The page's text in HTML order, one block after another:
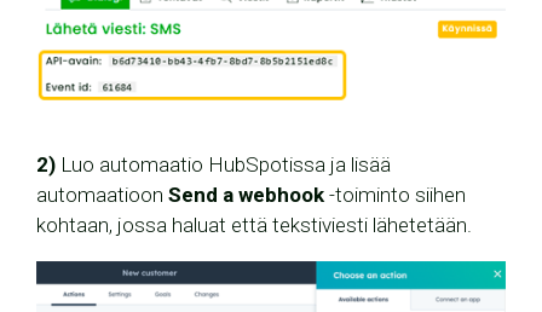
2) Luo automaatio HubSpotissa ja lisää
automaatioon Send a webhook -toiminto siihen
kohtaan, jossa haluat että tekstiviesti lähetetään.